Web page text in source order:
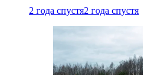
2 года спустя2 года спустя